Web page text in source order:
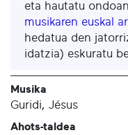
eta hautatu
musikaren euskal
hedatua den
idatzia) eskuratu
Musika
Guridi, Jésus
Ahots-taldea